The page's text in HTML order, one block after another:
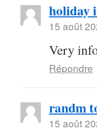
holiday
15 août
Very
Répondre
randm
15 août